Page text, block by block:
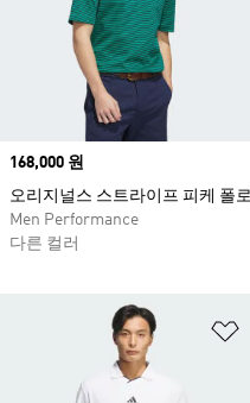
Price
168,000 원
오리지널스 스트라이프 피케 폴로
Men Performance
다른 컬러